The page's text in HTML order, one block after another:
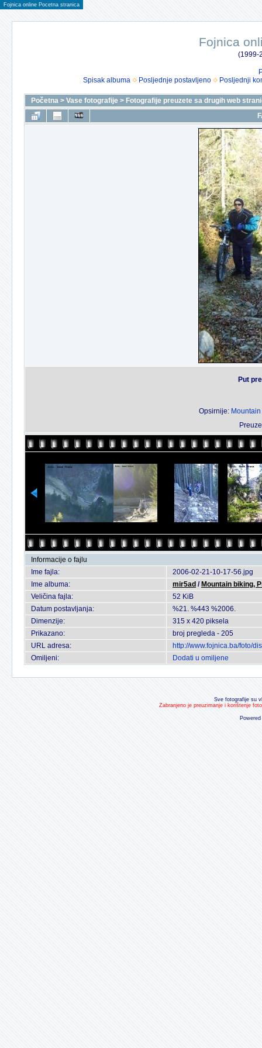
Fojnica online Pocetna stranica
Fojnica
(1999-
Spisak albuma
Posljednje postavljeno Posljednji
Početna > Vase fotografije > Fotografije preuzete sa drugih web
Put
Opsirnije:
Informacije o fajlu
Ime fajla:
2006-02-21-10-17-56.jpg
Ime albuma:
mir5ad / Mountain biking,
Veličina fajla:
52 KiB
Datum postavljanja:
%21. %443 %2006.
Dimenzije:
315 x 420 piksela
Prikazano:
broj pregleda - 205
URL adresa:
http://www.fojnica.ba/foto/
Omiljeni:
Dodati u omiljene
Sve fotografije su
Zabranjeno je preuzimanje i korištenje